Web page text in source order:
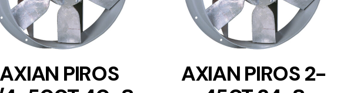
AXIAN PIROS
AXIAN PIROS 2-